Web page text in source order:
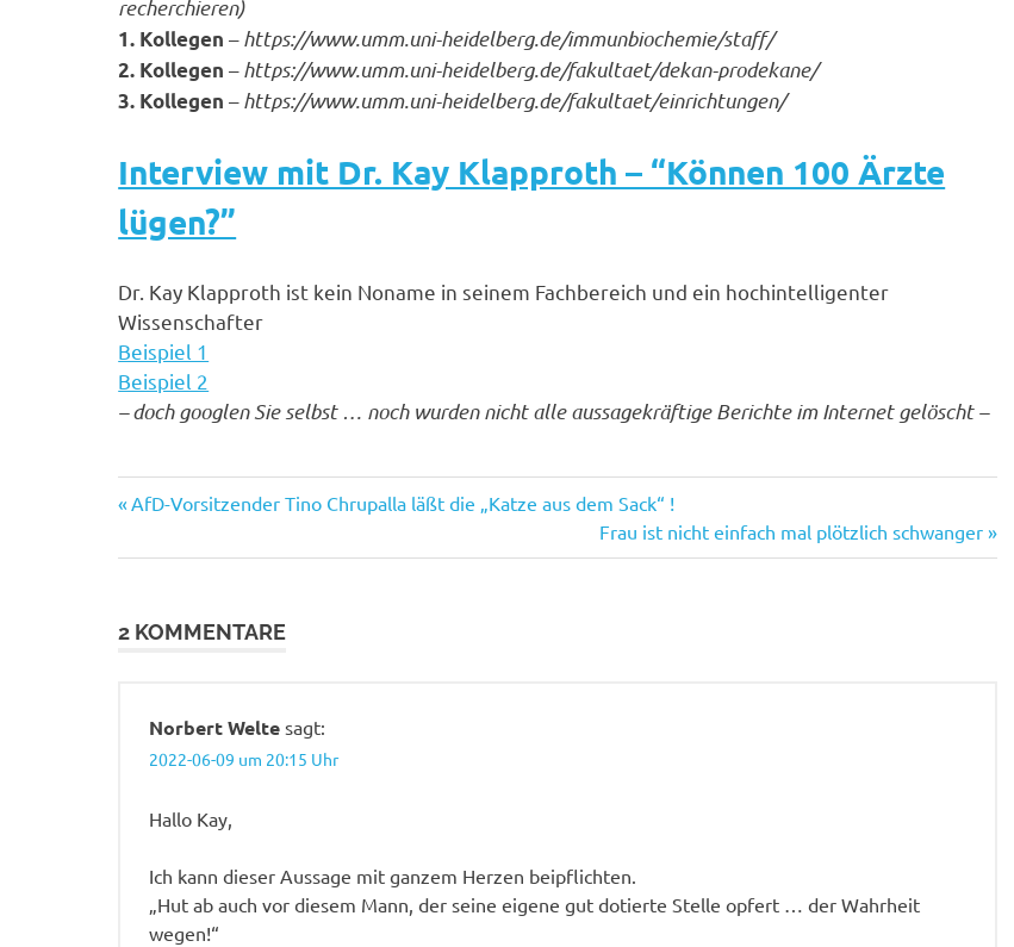
recherchieren)
1. Kollegen –https://www.umm.uni-heidelberg.de/immunbiochemie/staff/
2. Kollegen –https://www.umm.uni-heidelberg.de/fakultaet/dekan-prodekane/
3. Kollegen–https://www.umm.uni-heidelberg.de/fakultaet/einrichtungen/
Interview mit Dr. Kay Klapproth – “Können 100 Ärzte
lügen?”
Dr. Kay Klapproth ist kein Noname in seinem Fachbereich und ein hochintelligenter
Wissenschafter
Beispiel 1
Beispiel 2
– doch googlen Sie selbst … noch wurden nicht alle aussagekräftige Berichte im Internet gelöscht –
Beitragsnavigation
Vorheriger
AfD-Vorsitzender Tino Chrupalla läßt die „Katze aus dem Sack“ !
Nächster
Beitrag:
Frau ist nicht einfach mal plötzlich schwanger
2 KOMMENTARE
Norbert Welte sagt:
2022-06-09 um 20:15 Uhr
Hallo Kay,
Ich kann dieser Aussage mit ganzem Herzen beipflichten.
„Hut ab auch vor diesem Mann, der seine eigene gut dotierte Stelle opfert … der Wahrheit
wegen!“